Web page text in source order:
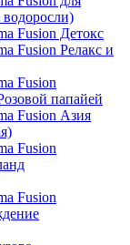
Fusion Детокс
Fusion Релакс и
Fusion
папайей
Fusion Азия
Fusion
Fusion